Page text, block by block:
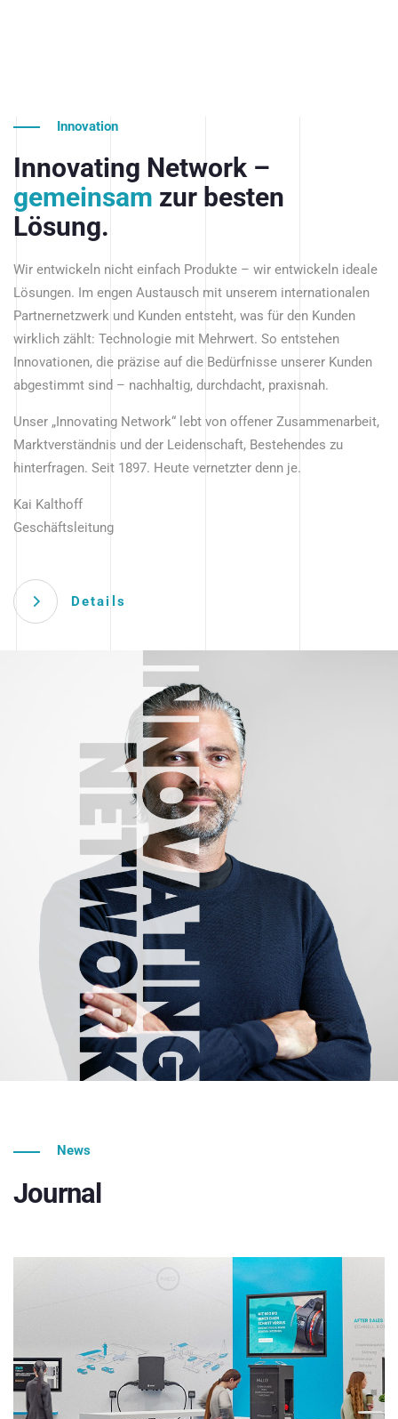
Innovation
Innovating Network –
gemeinsam zur besten
Lösung.
Wir entwickeln nicht einfach Produkte – wir entwickeln ideale
Lösungen. Im engen Austausch mit unserem internationalen
Partnernetzwerk und Kunden entsteht, was für den Kunden
wirklich zählt: Technologie mit Mehrwert. So entstehen
Innovationen, die präzise auf die Bedürfnisse unserer Kunden
abgestimmt sind – nachhaltig, durchdacht, praxisnah.
Unser „Innovating Network“ lebt von offener Zusammenarbeit,
Marktverständnis und der Leidenschaft, Bestehendes zu
hinterfragen. Seit 1897. Heute vernetzter denn je.
Kai Kalthoff
Geschäftsleitung
Details
News
Journal